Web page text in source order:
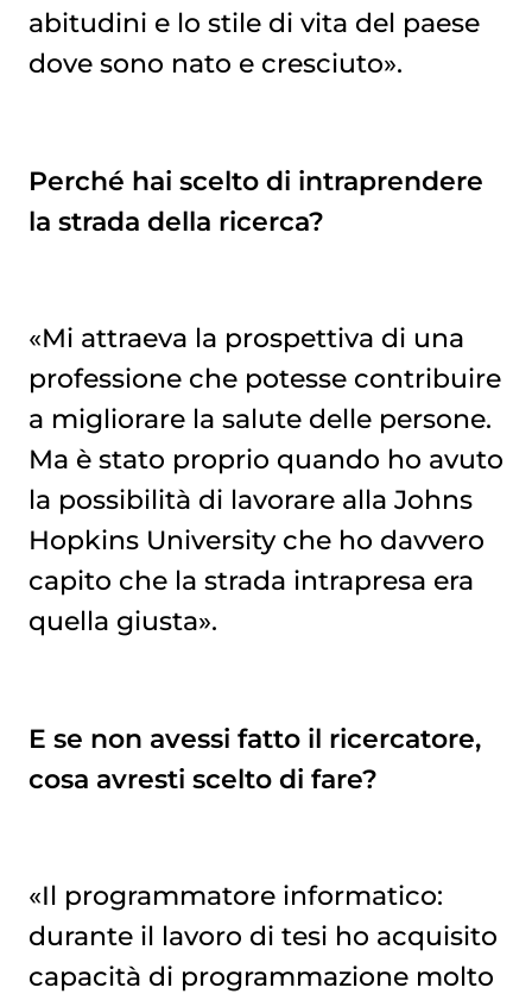
abitudini e lo stile di vita del paese
dove sono nato e cresciuto».
Perché hai scelto di intraprendere
la strada della ricerca?
«Mi attraeva la prospettiva di una
professione che potesse contribuire
a migliorare la salute delle persone.
Ma è stato proprio quando ho avuto
la possibilità di lavorare alla Johns
Hopkins University che ho davvero
capito che la strada intrapresa era
quella giusta».
E se non avessi fatto il ricercatore,
cosa avresti scelto di fare?
«Il programmatore informatico:
durante il lavoro di tesi ho acquisito
capacità di programmazione molto